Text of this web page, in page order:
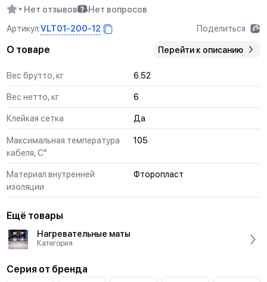
Нет отзывов
Нет вопросов
Артикул:VLT01-200-12 Поделиться
О товаре Перейти к описанию
Вес брутто, кг 6.52
Вес нетто, кг 6
Клейкая сетка Да
Максимальная температура
кабеля, С°
105
Материал внутренней
изоляции
Фторопласт
Ещё товары
Нагревательные маты
Категория
Серия от бренда